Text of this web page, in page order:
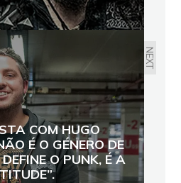
NEXT
COM HUGO
É O GÉNERO DE
O PUNK, É A